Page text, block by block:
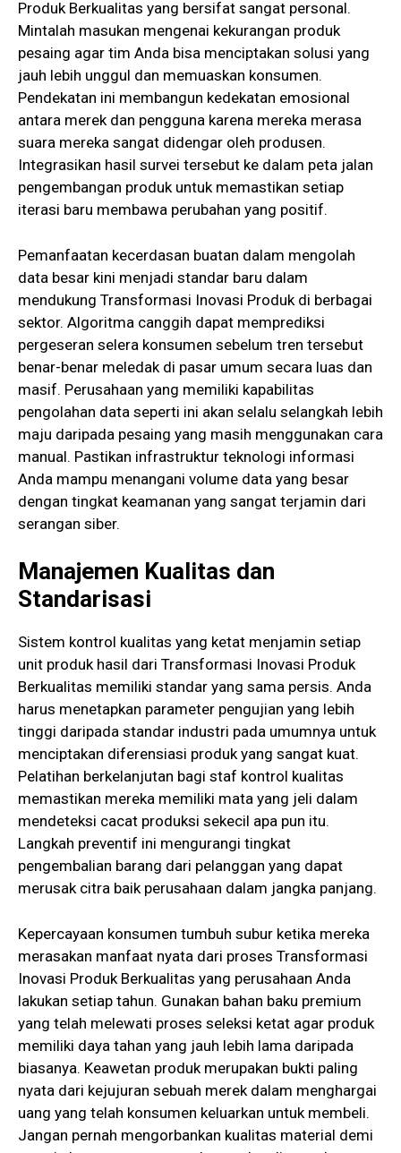
Produk Berkualitas yang bersifat sangat personal.
Mintalah masukan mengenai kekurangan produk
pesaing agar tim Anda bisa menciptakan solusi yang
jauh lebih unggul dan memuaskan konsumen.
Pendekatan ini membangun kedekatan emosional
antara merek dan pengguna karena mereka merasa
suara mereka sangat didengar oleh produsen.
Integrasikan hasil survei tersebut ke dalam peta jalan
pengembangan produk untuk memastikan setiap
iterasi baru membawa perubahan yang positif.
Pemanfaatan kecerdasan buatan dalam mengolah
data besar kini menjadi standar baru dalam
mendukung Transformasi Inovasi Produk di berbagai
sektor. Algoritma canggih dapat memprediksi
pergeseran selera konsumen sebelum tren tersebut
benar-benar meledak di pasar umum secara luas dan
masif. Perusahaan yang memiliki kapabilitas
pengolahan data seperti ini akan selalu selangkah lebih
maju daripada pesaing yang masih menggunakan cara
manual. Pastikan infrastruktur teknologi informasi
Anda mampu menangani volume data yang besar
dengan tingkat keamanan yang sangat terjamin dari
serangan siber.
Manajemen Kualitas dan
Standarisasi
Sistem kontrol kualitas yang ketat menjamin setiap
unit produk hasil dari Transformasi Inovasi Produk
Berkualitas memiliki standar yang sama persis. Anda
harus menetapkan parameter pengujian yang lebih
tinggi daripada standar industri pada umumnya untuk
menciptakan diferensiasi produk yang sangat kuat.
Pelatihan berkelanjutan bagi staf kontrol kualitas
memastikan mereka memiliki mata yang jeli dalam
mendeteksi cacat produksi sekecil apa pun itu.
Langkah preventif ini mengurangi tingkat
pengembalian barang dari pelanggan yang dapat
merusak citra baik perusahaan dalam jangka panjang.
Kepercayaan konsumen tumbuh subur ketika mereka
merasakan manfaat nyata dari proses Transformasi
Inovasi Produk Berkualitas yang perusahaan Anda
lakukan setiap tahun. Gunakan bahan baku premium
yang telah melewati proses seleksi ketat agar produk
memiliki daya tahan yang jauh lebih lama daripada
biasanya. Keawetan produk merupakan bukti paling
nyata dari kejujuran sebuah merek dalam menghargai
uang yang telah konsumen keluarkan untuk membeli.
Jangan pernah mengorbankan kualitas material demi